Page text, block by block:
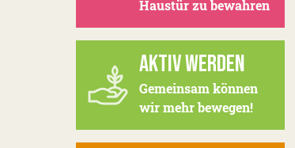
Haustür zu bewahren
AKTIV WERDEN
Gemeinsam können
wir mehr bewegen!